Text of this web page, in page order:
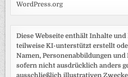
WordPress.org
Diese Webseite enthält Inhalte und
teilweise KI-unterstützt erstellt
Namen, Personenabbildungen und
sofern nicht ausdrücklich anders
ausschließlich illustrativen